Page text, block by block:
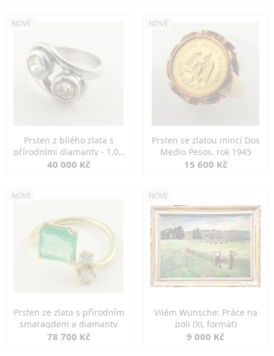
NOVÉ
Prsten z bílého zlata s
přírodními diamanty - 1,00
ct
40 000 Kč
NOVÉ
Prsten se zlatou mincí Dos
Medio Pesos, rok 1945
15 600 Kč
NOVÉ
Prsten ze zlata s přírodním
smaragdem a diamanty
78 700 Kč
NOVÉ
Vilém Wünsche: Práce na
poli (XL formát)
9 000 Kč